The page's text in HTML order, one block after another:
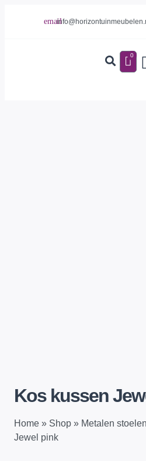
0
Kos kussen
Home » Shop » Metalen
Jewel pink